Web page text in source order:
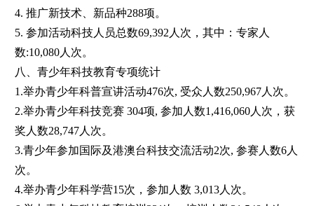
4. 推广新技术、新品种288项。
5. 参加活动科技人员总数69,392人次，其中：专家人
数:10,080人次。
八、青少年科技教育专项统计
1.举办青少年科普宣讲活动476次, 受众人数250,967人次。
2.举办青少年科技竞赛 304项, 参加人数1,416,060人次，获
奖人数28,747人次。
3.青少年参加国际及港澳台科技交流活动2次, 参赛人数6人
次。
4.举办青少年科学营15次，参加人数 3,013人次。